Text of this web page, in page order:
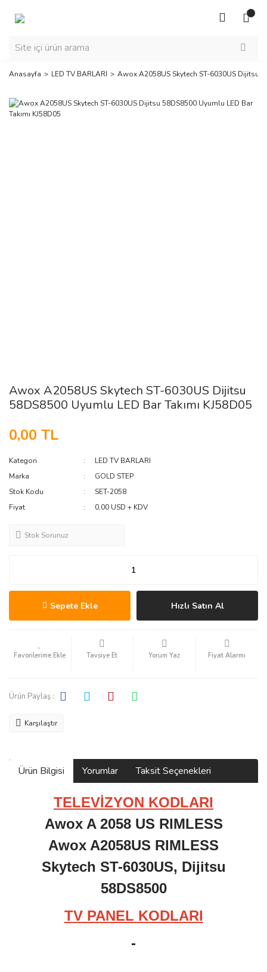
Anasayfa LED TV BARLARI Awox A2058US Skytech ST-6030US Dijitsu
Awox A2058US Skytech ST-6030US Dijitsu
58DS8500 Uyumlu LED Bar Takımı KJ58D05
0,00 TL
Kategori
LED TV BARLARI
Marka
GOLD STEP
Stok Kodu
SET-2058
Fiyat
0,00 USD + KDV
Stok Sorunuz
Sepete Ekle Hızlı Satın Al
Tavsiye Et Yorum Yaz Fiyat Alarmı
Ürün Paylaş :
Karşılaştır
Ürün Bilgisi Yorumlar Taksit Seçenekleri
TELEVİZYON KODLARI
Awox A 2058 US RIMLESS
Awox A2058US RIMLESS
Skytech ST-6030US, Dijitsu
58DS8500
TV PANEL KODLARI
-